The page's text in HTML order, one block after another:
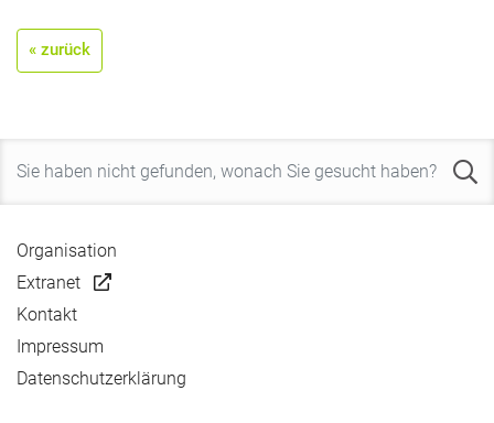
« zurück
Organisation
Extranet
Kontakt
Impressum
Datenschutzerklärung